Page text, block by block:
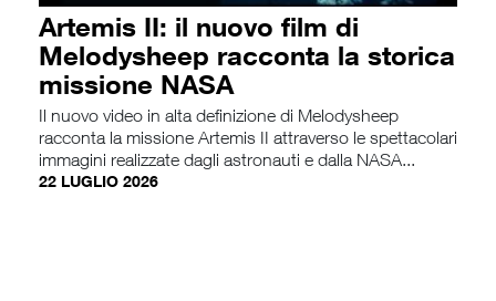
Artemis II: il nuovo film di
Melodysheep racconta la storica
missione NASA
Il nuovo video in alta definizione di Melodysheep
racconta la missione Artemis II attraverso le spettacolari
immagini realizzate dagli astronauti e dalla NASA...
22 LUGLIO 2026